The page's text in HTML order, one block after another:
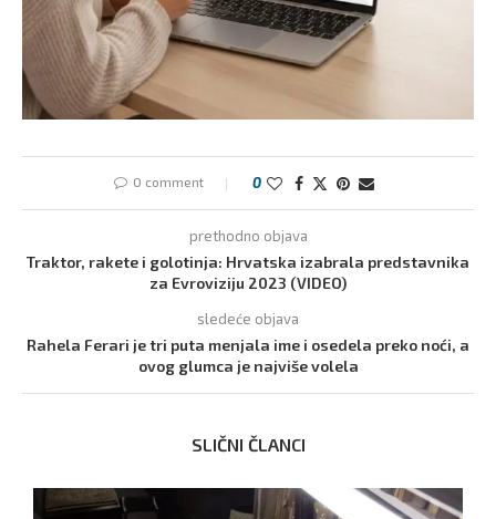
0 comment 0
prethodno objava
Traktor, rakete i golotinja: Hrvatska izabrala predstavnika
za Evroviziju 2023 (VIDEO)
sledeće objava
Rahela Ferari je tri puta menjala ime i osedela preko noći, a
ovog glumca je najviše volela
SLIČNI ČLANCI